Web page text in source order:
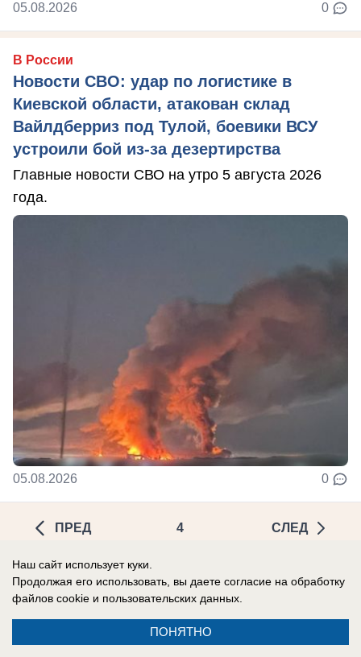
05.08.2026 0
В России
Новости СВО: удар по логистике в
Киевской области, атакован склад
Вайлдберриз под Тулой, боевики ВСУ
устроили бой из-за дезертирства
Главные новости СВО на утро 5 августа 2026
года.
05.08.2026 0
ПРЕД 4 СЛЕД
Реклама на сайте
Наш сайт использует куки.
Продолжая его использовать, вы даете согласие на обработку
файлов cookie и пользовательских данных.
ПОНЯТНО